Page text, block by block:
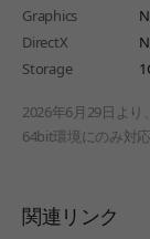
Graphics
DirectX
Storage
2026年6月29日より
64bit環境にのみ対応
関連リンク